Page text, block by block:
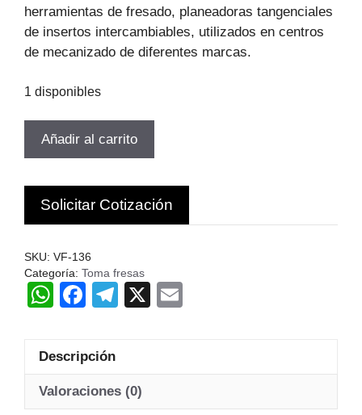
era:
$100.687.
es:
$68.467.
herramientas de fresado, planeadoras tangenciales
de insertos intercambiables, utilizados en centros
de mecanizado de diferentes marcas.
1 disponibles
27
DIAMETRO
QUE
SUJETA
27MM
VERTE
cantidad
Añadir al carrito
Solicitar Cotización
SKU: VF-136
Categoría: Toma fresas
W
at
s
A
F
c
e
b
T
gr
a
X
Descripción
Valoraciones (0)